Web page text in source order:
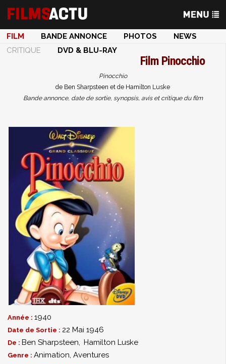
FILM BANDE ANNONCE PHOTOS
NEWS
CRITIQUE
DVD & BLU-RAY
Film Pinocchio
Pinocchio
de Ben Sharpsteen et de Hamilton Luske
Bande annonce, date de sortie, synopsis, avis et critique du film
Année : 1940
Date de Sortie : 22 Mai 1946
De : Ben Sharpsteen, Hamilton Luske
Genre : Animation, Aventures